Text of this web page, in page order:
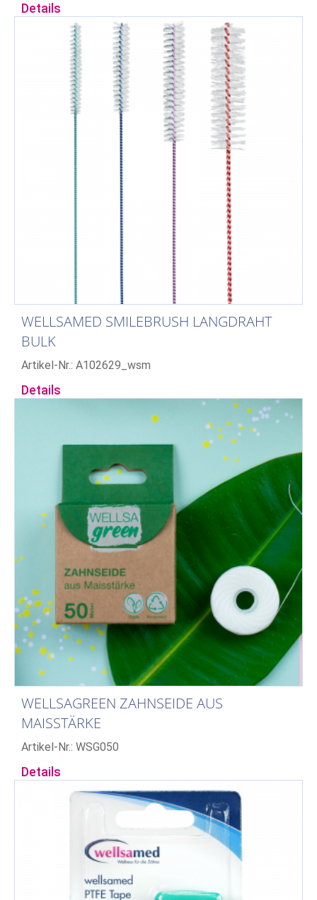
Details
WELLSAMED SMILEBRUSH LANGDRAHT
BULK
Artikel-Nr.: A102629_wsm
Details
WELLSAGREEN ZAHNSEIDE AUS
MAISSTÄRKE
Artikel-Nr.: WSG050
Details